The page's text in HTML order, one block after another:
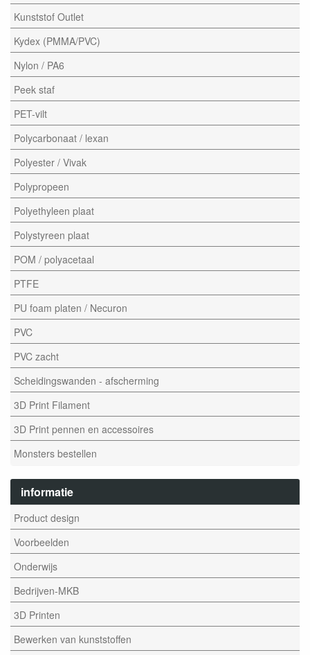
Kunststof Outlet
Kydex (PMMA/PVC)
Nylon / PA6
Peek staf
PET-vilt
Polycarbonaat / lexan
Polyester / Vivak
Polypropeen
Polyethyleen plaat
Polystyreen plaat
POM / polyacetaal
PTFE
PU foam platen / Necuron
PVC
PVC zacht
Scheidingswanden - afscherming
3D Print Filament
3D Print pennen en accessoires
Monsters bestellen
informatie
Product design
Voorbeelden
Onderwijs
Bedrijven-MKB
3D Printen
Bewerken van kunststoffen